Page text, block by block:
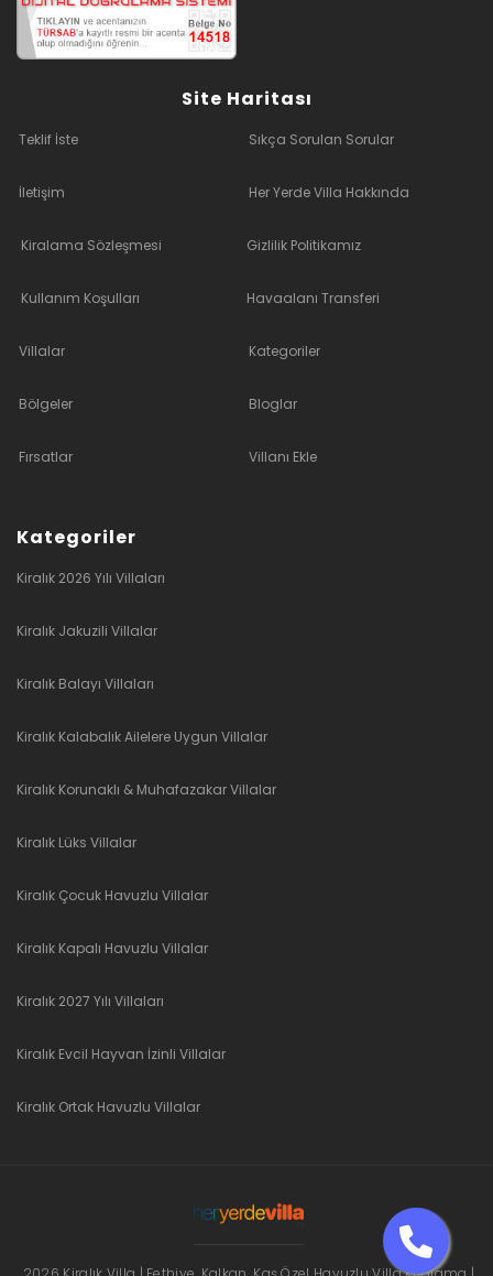
Site Haritası
Teklif İste Sıkça Sorulan Sorular
İletişim Her Yerde Villa Hakkında
Kiralama Sözleşmesi Gizlilik Politikamız
Kullanım Koşulları Havaalanı Transferi
Villalar Kategoriler
Bölgeler Bloglar
Fırsatlar Villanı Ekle
Kategoriler
Kiralık 2026 Yılı Villaları
Kiralık Jakuzili Villalar
Kiralık Balayı Villaları
Kiralık Kalabalık Ailelere Uygun Villalar
Kiralık Korunaklı & Muhafazakar Villalar
Kiralık Lüks Villalar
Kiralık Çocuk Havuzlu Villalar
Kiralık Kapalı Havuzlu Villalar
Kiralık 2027 Yılı Villaları
Kiralık Evcil Hayvan İzinli Villalar
Kiralık Ortak Havuzlu Villalar